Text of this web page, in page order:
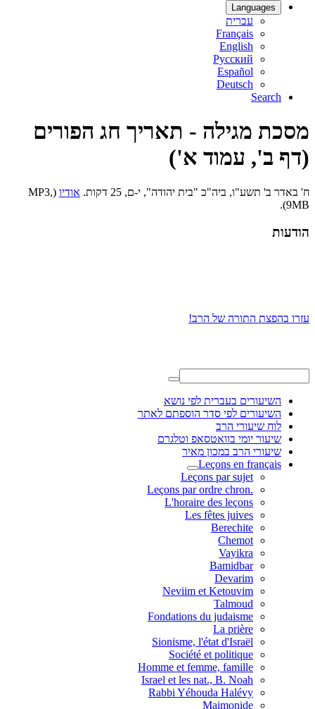
Languages
עברית
Français
English
Русский
Español
Deutsch
Search
מסכת מגילה - תאריך חג הפורים
(דף ב', עמוד א')
ח' באדר ב' תשע"ו, ביה"כ "בית יהודה", י-ם, 25 דקות. אודיו (MP3,
9MB).
הודעות
עזרו בהפצת התורה של הרב!
השיעורים בעברית לפי נושא
השיעורים לפי סדר הוספתם לאתר
לוח שיעורי הרב
שיעור יומי בוואטסאפ וטלגרם
שיעורי הרב במכון מאיר
Leçons en français
Leçons par sujet
.Leçons par ordre chron
L'horaire des leçons
Les fêtes juives
Berechite
Chemot
Vayikra
Bamidbar
Devarim
Neviim et Ketouvim
Talmoud
Fondations du judaisme
La prière
Sionisme, l'état d'Israël
Société et politique
Homme et femme, famille
Israel et les nat., B. Noah
Rabbi Yéhouda Halévy
Maimonide